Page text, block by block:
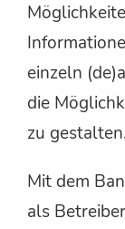
einzeln
die
zu gestalten.
Mit dem
als